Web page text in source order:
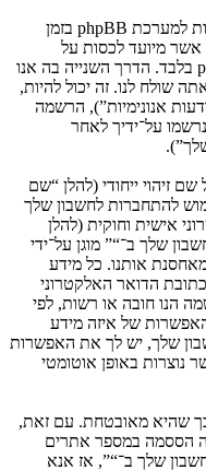
אנו יכולים גם ליצור עוגיות אשר אינן קשורות למערכת phpBB בזמן
אשר מיועד לכסות על
העמודים אשר נוצרו על־ידי מערכת phpBB בלבד. הדרך השנייה בה אנו
שולח לנו. זה יכול להיות,
אנונימיות”), הרשמה
על־ידיך לאחר
זיהוי ייחודי (להלן “שם
להתחברות לחשבון שלך
אישית וחוקית (להלן
שלך ב־“” מוגן על־ידי
אותנו. כל מידע
הדואר האלקטרוני
הנו חובה או רשות, לפי
של איזה מידע
שלך, יש לך את האפשרות
נוצרות באופן אוטומטי
שהיא מאובטחת. עם זאת,
הססמה במספר אתרים
שלך ב־“”, אז אנא